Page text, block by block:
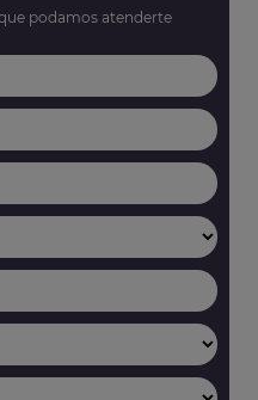
podamos atenderte